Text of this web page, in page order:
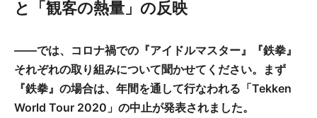
と「観客の熱量」の反映
――では、コロナ禍での『アイドルマスター』『鉄拳』
それぞれの取り組みについて聞かせてください。まず
『鉄拳』の場合は、年間を通して行なわれる「Tekken
World Tour 2020」の中止が発表されました。